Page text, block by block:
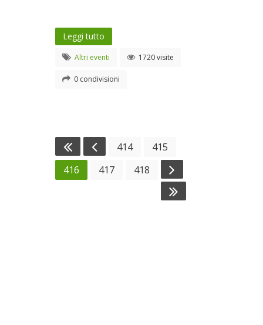
Leggi tutto
Altri eventi 1720 visite
0 condivisioni
414
415
416
417 418